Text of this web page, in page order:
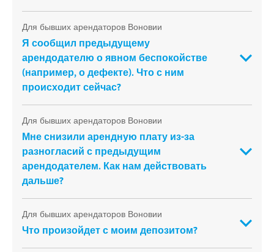
Для бывших арендаторов Воновии
Я сообщил предыдущему
арендодателю о явном беспокойстве
(например, о дефекте). Что с ним
происходит сейчас?
Для бывших арендаторов Воновии
Мне снизили арендную плату из-за
разногласий с предыдущим
арендодателем. Как нам действовать
дальше?
Для бывших арендаторов Воновии
Что произойдет с моим депозитом?